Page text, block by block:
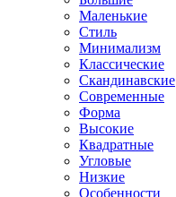
Маленькие
Стиль
Минимализм
Классические
Скандинавские
Современные
Форма
Высокие
Квадратные
Угловые
Низкие
Особенности